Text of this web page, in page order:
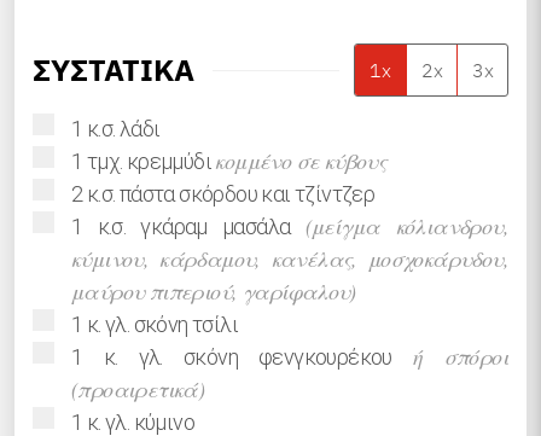
ΣΥΣΤΑΤΙΚΑ 1x 2x 3x
▢
1 κ.σ. λάδι
▢
1 τμχ. κρεμμύδι κομμένο σε κύβους
▢
2 κ.σ. πάστα σκόρδου και τζίντζερ
▢
1 κ.σ. γκάραμ μασάλα
(μείγμα κόλιανδρου,
κύμινου, κάρδαμου, κανέλας, μοσχοκάρυδου,
μαύρου πιπεριού, γαρίφαλου)
▢
1 κ. γλ. σκόνη τσίλι
▢
1 κ. γλ. σκόνη φενγκουρέκου
ή σπόροι
(προαιρετικά)
▢
1 κ. γλ. κύμινο